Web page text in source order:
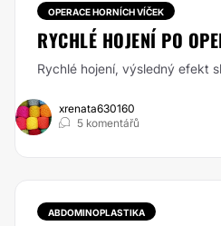
OPERACE HORNÍCH VÍČEK
RYCHLÉ HOJENÍ PO
Rychlé hojení, výsledný efekt
xrenata630160
5 komentářů
ABDOMINOPLASTIKA